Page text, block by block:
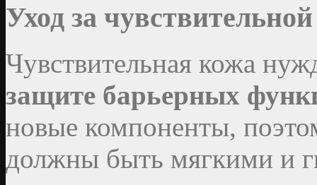
Уход за
Чувствительная кожа
защите барьерных
новые компоненты,
должны быть мягкими и